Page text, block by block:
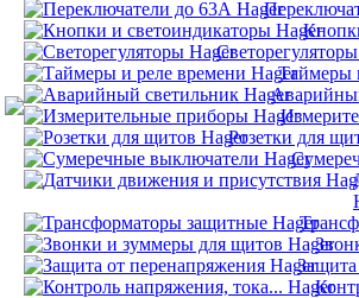
Таймеры
Розетки для